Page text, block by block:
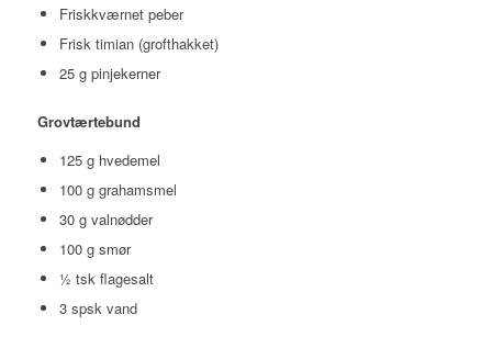
Friskkværnet peber
Frisk timian (grofthakket)
25 g pinjekerner
Grovtærtebund
125 g hvedemel
100 g grahamsmel
30 g valnødder
100 g smør
½ tsk flagesalt
3 spsk vand